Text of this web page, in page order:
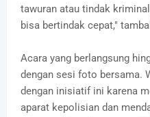
tawuran atau tindak
bisa bertindak cepat,"
Acara yang berlangsung
dengan sesi foto bersama.
dengan inisiatif ini karena
aparat kepolisian dan